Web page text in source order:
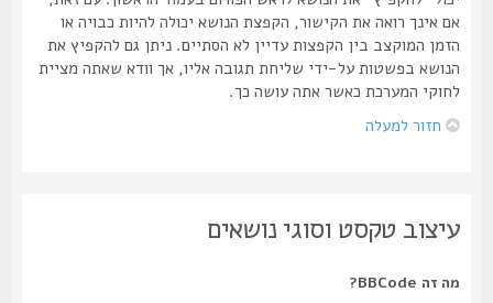
אם אינך רואה את הקישור, הקפצת הנושא יכולה להיות כבויה או
הזמן המוקצב בין הקפצות עדיין לא הסתיים. ניתן גם להקפיץ את
הנושא בפשטות על-ידי שליחת תגובה אליו, אך וודא שאתה מציית
לחוקי המערכת כאשר אתה עושה כך.
חזור למעלה
עיצוב טקסט וסוגי נושאים
מה זה BBCode?